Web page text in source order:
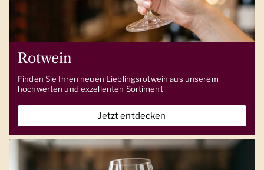
Rotwein
Finden Sie Ihren neuen Lieblingsrotwein aus unserem
hochwerten und exzellenten Sortiment
Jetzt entdecken